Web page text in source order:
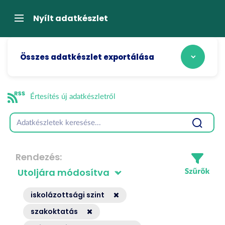
átugrásaNavigációNyílt adatkészlet
Összes adatkészlet exportálása
Értesítés új adatkészletről
Rendezés
iskolázottsági szint
szakoktatás